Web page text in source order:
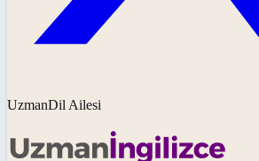
UzmanDil Ailesi